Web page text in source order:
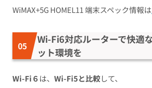
WiMAX+5G HOMEL11 端末スペック情報は
Wi-Fi6対応ルーターで快適
ット環境を
Wi-Fi６は、 Wi-Fi5と比較して、